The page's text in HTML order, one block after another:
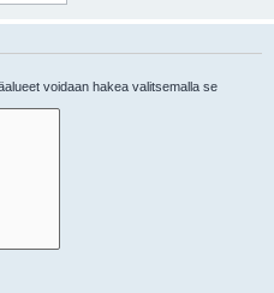
voidaan hakea valitsemalla se